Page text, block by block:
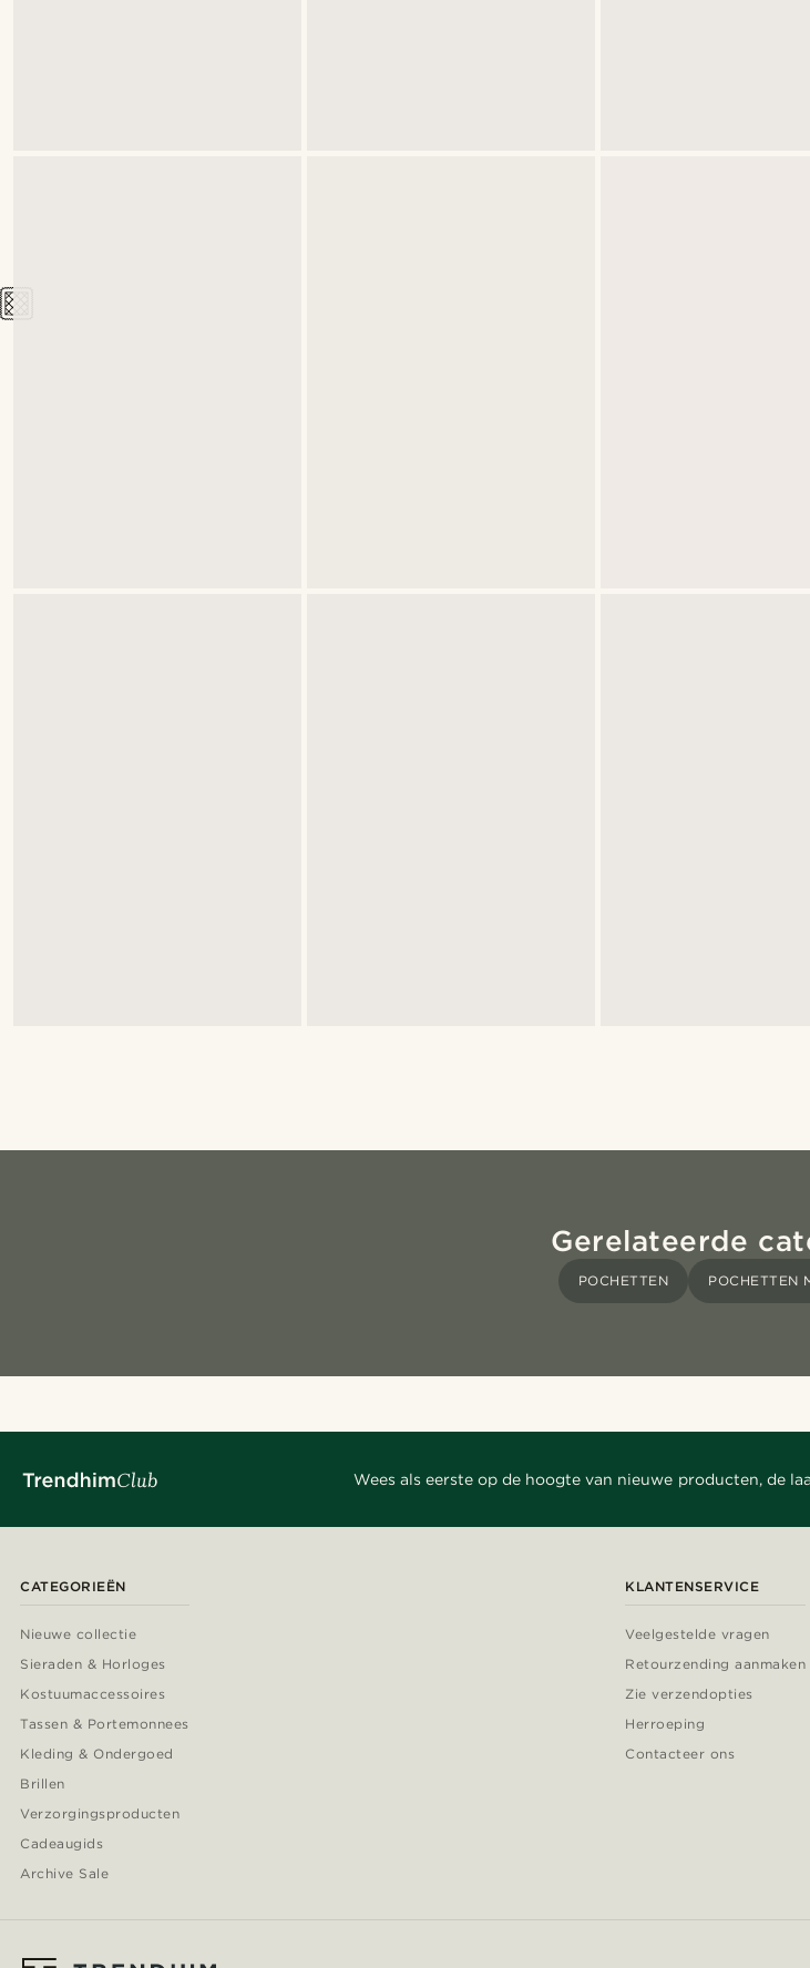
Gerelateerde
POCHETTEN POCHETTEN
Wees als eerste op de hoogte van nieuwe producten, de
CATEGORIEËN
Nieuwe collectie
Sieraden & Horloges
Kostuumaccessoires
Tassen & Portemonnees
Kleding & Ondergoed
Brillen
Verzorgingsproducten
Cadeaugids
Archive Sale
KLANTENSERVICE
Veelgestelde vragen
Retourzending aanmaken
Zie verzendopties
Herroeping
Contacteer ons